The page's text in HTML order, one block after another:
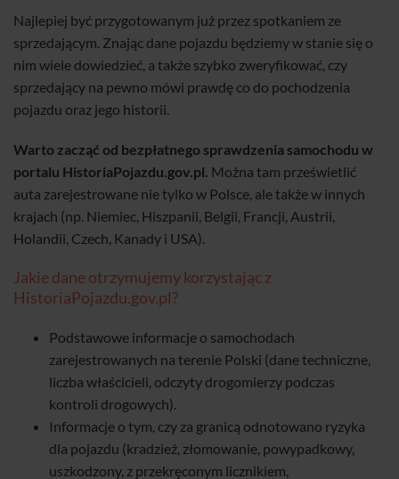
Najlepiej być przygotowanym już przez spotkaniem ze
sprzedającym. Znając dane pojazdu będziemy w stanie się o
nim wiele dowiedzieć, a także szybko zweryfikować, czy
sprzedający na pewno mówi prawdę co do pochodzenia
pojazdu oraz jego historii.
Warto zacząć od bezpłatnego sprawdzenia samochodu w
portalu HistoriaPojazdu.gov.pl. Można tam prześwietlić
auta zarejestrowane nie tylko w Polsce, ale także w innych
krajach (np. Niemiec, Hiszpanii, Belgii, Francji, Austrii,
Holandii, Czech, Kanady i USA).
Jakie dane otrzymujemy korzystając z
HistoriaPojazdu.gov.pl?
Podstawowe informacje o samochodach
zarejestrowanych na terenie Polski (dane techniczne,
liczba właścicieli, odczyty drogomierzy podczas
kontroli drogowych).
Informacje o tym, czy za granicą odnotowano ryzyka
dla pojazdu (kradzież, złomowanie, powypadkowy,
uszkodzony, z przekręconym licznikiem,